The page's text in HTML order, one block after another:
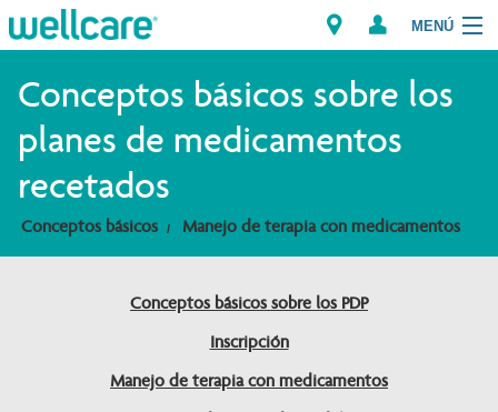
MENÚ
Explorar los Planes
Miembros
Proveedores
Intermediarios
Encuentre un Proveedor/Farmacia
Conceptos básicos sobre los
planes de medicamentos
recetados
Conceptos básicos Manejo de terapia con medicamentos
Conceptos básicos sobre los PDP
Inscripción
Manejo de terapia con medicamentos